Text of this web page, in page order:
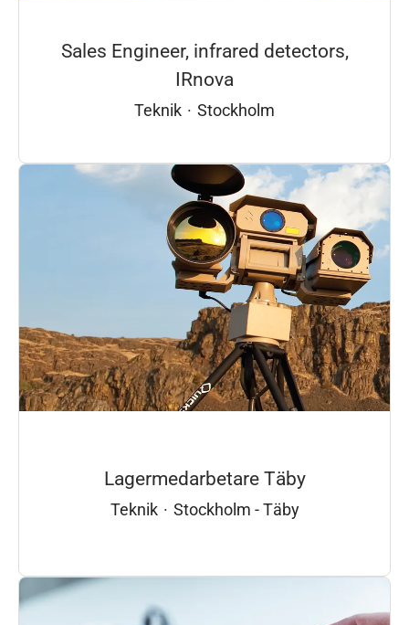
Sales Engineer, infrared detectors,
IRnova
Teknik · Stockholm
Lagermedarbetare Täby
Teknik · Stockholm - Täby